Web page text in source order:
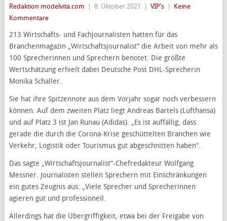
Redaktion modelvita.com 8. Oktober 2021 VIP's
Keine
Kommentare
213 Wirtschafts- und Fachjournalisten hatten für das
Branchenmagazin „Wirtschaftsjournalist“ die Arbeit von mehr als
100 Sprecherinnen und Sprechern benotet. Die größte
Wertschätzung erhielt dabei Deutsche Post DHL-Sprecherin
Monika Schaller.
Sie hat ihre Spitzennote aus dem Vorjahr sogar noch verbessern
können. Auf dem zweiten Platz liegt Andreas Bartels (Lufthansa)
und auf Platz 3 ist Jan Runau (Adidas). „Es ist auffällig, dass
gerade die durch die Corona-Krise geschüttelten Branchen wie
Verkehr, Logistik oder Tourismus gut abgeschnitten haben“.
Das sagte „Wirtschaftsjournalist“-Chefredakteur Wolfgang
Messner. Journalisten stellen Sprechern mit Einschränkungen
ein gutes Zeugnis aus: „Viele Sprecher und Sprecherinnen
agieren gut und professionell.
Allerdings hat die Übergriffigkeit, etwa bei der Freigabe von